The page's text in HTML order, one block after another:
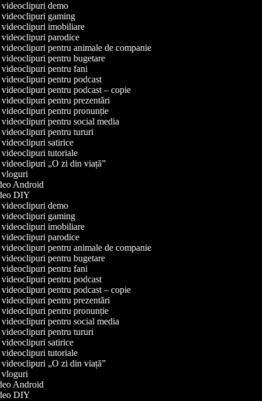
videoclipuri demo
videoclipuri gaming
videoclipuri imobiliare
videoclipuri parodice
videoclipuri pentru animale de companie
videoclipuri pentru bugetare
videoclipuri pentru fani
videoclipuri pentru podcast
videoclipuri pentru podcast – copie
videoclipuri pentru prezentări
videoclipuri pentru pronunție
videoclipuri pentru social media
videoclipuri pentru tururi
videoclipuri satirice
videoclipuri tutoriale
videoclipuri „O zi din viață”
vloguri
Android
DIY
videoclipuri demo
videoclipuri gaming
videoclipuri imobiliare
videoclipuri parodice
videoclipuri pentru animale de companie
videoclipuri pentru bugetare
videoclipuri pentru fani
videoclipuri pentru podcast
videoclipuri pentru podcast – copie
videoclipuri pentru prezentări
videoclipuri pentru pronunție
videoclipuri pentru social media
videoclipuri pentru tururi
videoclipuri satirice
videoclipuri tutoriale
videoclipuri „O zi din viață”
vloguri
Android
DIY